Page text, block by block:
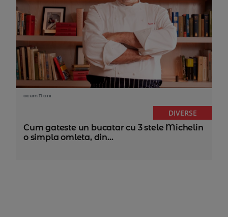
acum 11 ani
DIVERSE
Cum gateste un bucatar cu 3 stele Michelin
o simpla omleta, din...